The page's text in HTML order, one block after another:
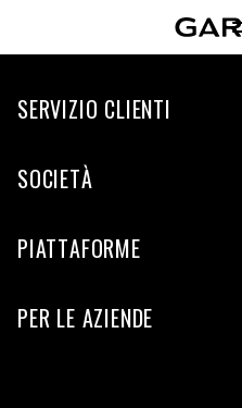
SERVIZIO CLIENTI
SOCIETÀ
PIATTAFORME
PER LE AZIENDE